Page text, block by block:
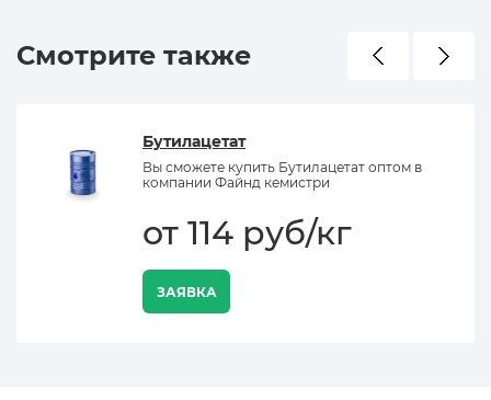
Смотрите также
Бутилацетат
Вы сможете купить Бутилацетат оптом в
компании Файнд кемистри
от 114 руб/кг
ЗАЯВКА